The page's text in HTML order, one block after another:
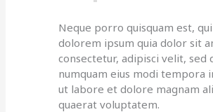
Neque porro quisquam est, qui
dolorem ipsum quia dolor sit
consectetur, adipisci velit, sed
numquam eius modi tempora
ut labore et dolore magnam
quaerat voluptatem.